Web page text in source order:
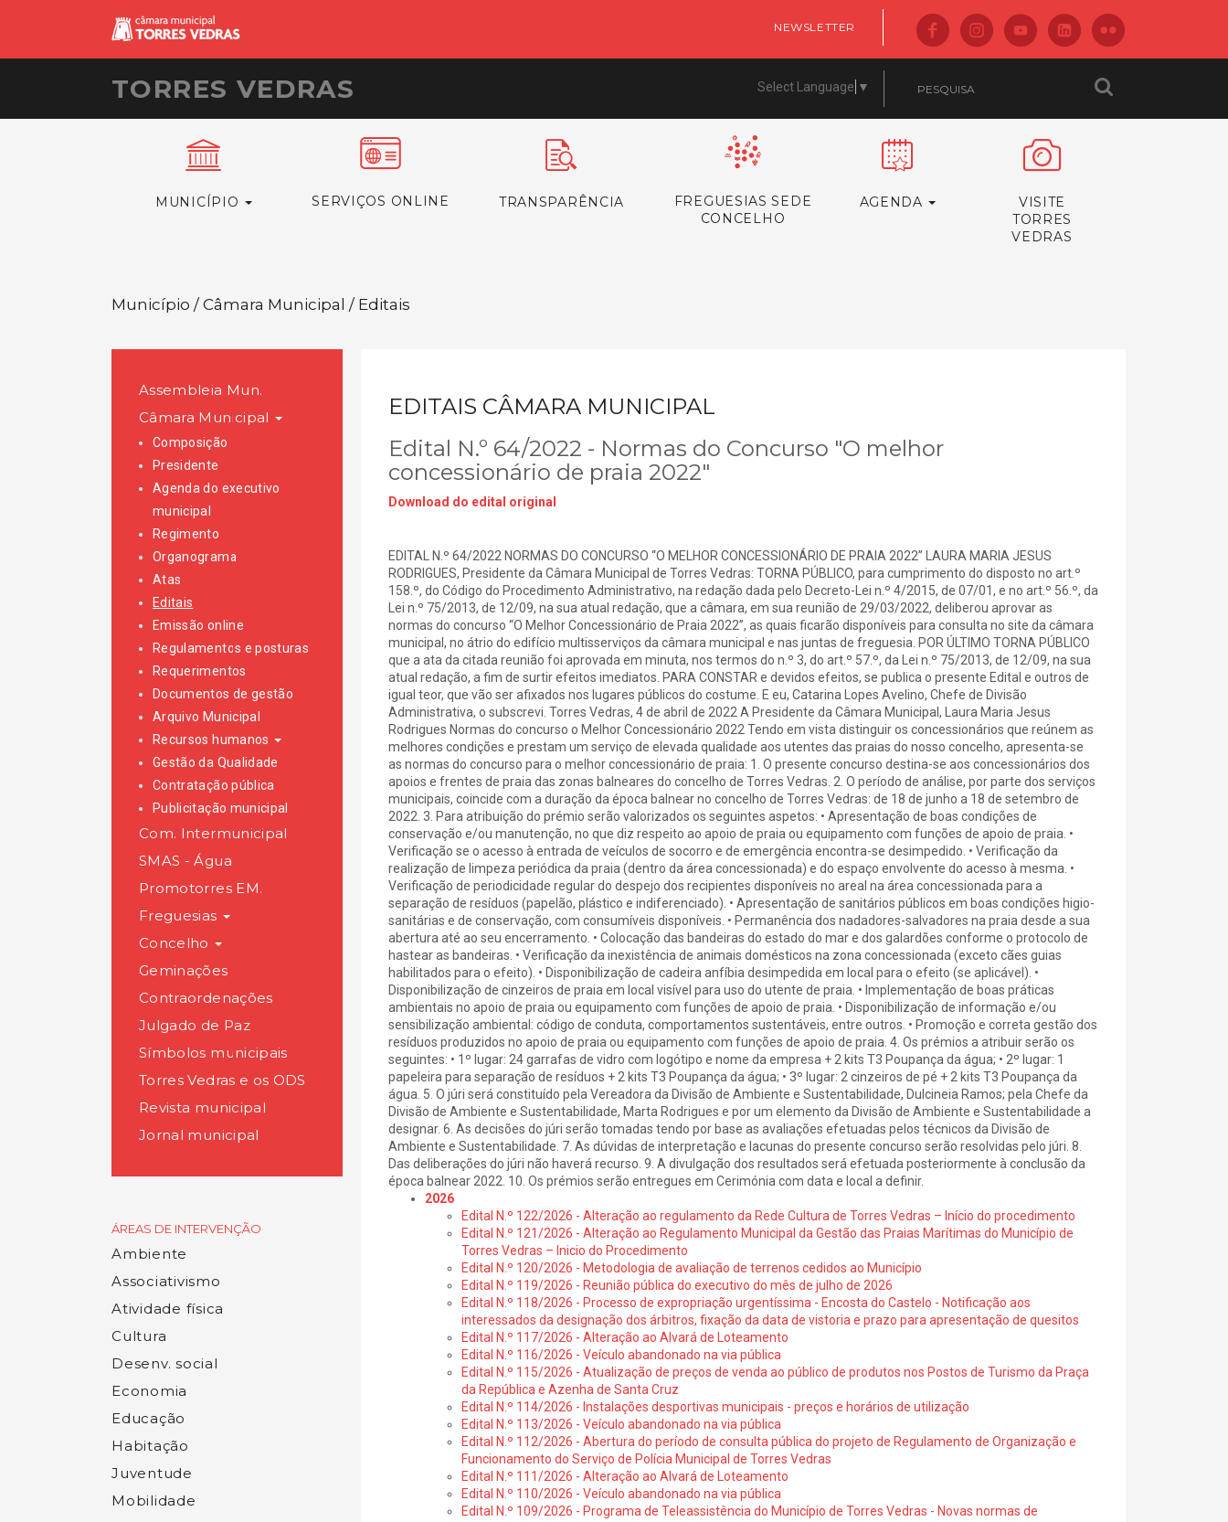
NEWSLETTER
TORRES VEDRAS Select Language ▼
MUNICÍPIO SERVIÇOS ONLINE TRANSPARÊNCIA
FREGUESIAS SEDE
CONCELHO
AGENDA
VISITE
TORRES
VEDRAS
Município / Câmara Municipal / Editais
Assembleia Mun.
Câmara Municipal
Composição
Presidente
Agenda do executivo
municipal
Regimento
Organograma
Atas
Editais
Emissão online
Regulamentos e posturas
Requerimentos
Documentos de gestão
Arquivo Municipal
Recursos humanos
Gestão da Qualidade
Contratação pública
Publicitação municipal
Com. Intermunicipal
SMAS - Água
Promotorres EM.
Freguesias
Concelho
Geminações
Contraordenações
Julgado de Paz
Símbolos municipais
Torres Vedras e os ODS
Revista municipal
Jornal municipal
ÁREAS DE INTERVENÇÃO
Ambiente
Associativismo
Atividade física
Cultura
Desenv. social
Economia
Educação
Habitação
Juventude
Mobilidade
EDITAIS CÂMARA MUNICIPAL
Edital N.º 64/2022 - Normas do Concurso "O melhor
concessionário de praia 2022"
Download do edital original
EDITAL N.º 64/2022 NORMAS DO CONCURSO “O MELHOR CONCESSIONÁRIO DE PRAIA 2022” LAURA MARIA JESUS
RODRIGUES, Presidente da Câmara Municipal de Torres Vedras: TORNA PÚBLICO, para cumprimento do disposto no art.º
158.º, do Código do Procedimento Administrativo, na redação dada pelo Decreto-Lei n.º 4/2015, de 07/01, e no art.º 56.º, da
Lei n.º 75/2013, de 12/09, na sua atual redação, que a câmara, em sua reunião de 29/03/2022, deliberou aprovar as
normas do concurso “O Melhor Concessionário de Praia 2022”, as quais ficarão disponíveis para consulta no site da câmara
municipal, no átrio do edifício multisserviços da câmara municipal e nas juntas de freguesia. POR ÚLTIMO TORNA PÚBLICO
que a ata da citada reunião foi aprovada em minuta, nos termos do n.º 3, do art.º 57.º, da Lei n.º 75/2013, de 12/09, na sua
atual redação, a fim de surtir efeitos imediatos. PARA CONSTAR e devidos efeitos, se publica o presente Edital e outros de
igual teor, que vão ser afixados nos lugares públicos do costume. E eu, Catarina Lopes Avelino, Chefe de Divisão
Administrativa, o subscrevi. Torres Vedras, 4 de abril de 2022 A Presidente da Câmara Municipal, Laura Maria Jesus
Rodrigues Normas do concurso o Melhor Concessionário 2022 Tendo em vista distinguir os concessionários que reúnem as
melhores condições e prestam um serviço de elevada qualidade aos utentes das praias do nosso concelho, apresenta-se
as normas do concurso para o melhor concessionário de praia: 1. O presente concurso destina-se aos concessionários dos
apoios e frentes de praia das zonas balneares do concelho de Torres Vedras. 2. O período de análise, por parte dos serviços
municipais, coincide com a duração da época balnear no concelho de Torres Vedras: de 18 de junho a 18 de setembro de
2022. 3. Para atribuição do prémio serão valorizados os seguintes aspetos: • Apresentação de boas condições de
conservação e/ou manutenção, no que diz respeito ao apoio de praia ou equipamento com funções de apoio de praia. •
Verificação se o acesso à entrada de veículos de socorro e de emergência encontra-se desimpedido. • Verificação da
realização de limpeza periódica da praia (dentro da área concessionada) e do espaço envolvente do acesso à mesma. •
Verificação de periodicidade regular do despejo dos recipientes disponíveis no areal na área concessionada para a
separação de resíduos (papelão, plástico e indiferenciado). • Apresentação de sanitários públicos em boas condições higio-
sanitárias e de conservação, com consumíveis disponíveis. • Permanência dos nadadores-salvadores na praia desde a sua
abertura até ao seu encerramento. • Colocação das bandeiras do estado do mar e dos galardões conforme o protocolo de
hastear as bandeiras. • Verificação da inexistência de animais domésticos na zona concessionada (exceto cães guias
habilitados para o efeito). • Disponibilização de cadeira anfíbia desimpedida em local para o efeito (se aplicável). •
Disponibilização de cinzeiros de praia em local visível para uso do utente de praia. • Implementação de boas práticas
ambientais no apoio de praia ou equipamento com funções de apoio de praia. • Disponibilização de informação e/ou
sensibilização ambiental: código de conduta, comportamentos sustentáveis, entre outros. • Promoção e correta gestão dos
resíduos produzidos no apoio de praia ou equipamento com funções de apoio de praia. 4. Os prémios a atribuir serão os
seguintes: • 1º lugar: 24 garrafas de vidro com logótipo e nome da empresa + 2 kits T3 Poupança da água; • 2º lugar: 1
papeleira para separação de resíduos + 2 kits T3 Poupança da água; • 3º lugar: 2 cinzeiros de pé + 2 kits T3 Poupança da
água. 5. O júri será constituído pela Vereadora da Divisão de Ambiente e Sustentabilidade, Dulcineia Ramos; pela Chefe da
Divisão de Ambiente e Sustentabilidade, Marta Rodrigues e por um elemento da Divisão de Ambiente e Sustentabilidade a
designar. 6. As decisões do júri serão tomadas tendo por base as avaliações efetuadas pelos técnicos da Divisão de
Ambiente e Sustentabilidade. 7. As dúvidas de interpretação e lacunas do presente concurso serão resolvidas pelo júri. 8.
Das deliberações do júri não haverá recurso. 9. A divulgação dos resultados será efetuada posteriormente à conclusão da
época balnear 2022. 10. Os prémios serão entregues em Cerimónia com data e local a definir.
2026
Edital N.º 122/2026 - Alteração ao regulamento da Rede Cultura de Torres Vedras – Início do procedimento
Edital N.º 121/2026 - Alteração ao Regulamento Municipal da Gestão das Praias Marítimas do Município de
Torres Vedras – Inicio do Procedimento
Edital N.º 120/2026 - Metodologia de avaliação de terrenos cedidos ao Município
Edital N.º 119/2026 - Reunião pública do executivo do mês de julho de 2026
Edital N.º 118/2026 - Processo de expropriação urgentíssima - Encosta do Castelo - Notificação aos
interessados da designação dos árbitros, fixação da data de vistoria e prazo para apresentação de quesitos
Edital N.º 117/2026 - Alteração ao Alvará de Loteamento
Edital N.º 116/2026 - Veículo abandonado na via pública
Edital N.º 115/2026 - Atualização de preços de venda ao público de produtos nos Postos de Turismo da Praça
da República e Azenha de Santa Cruz
Edital N.º 114/2026 - Instalações desportivas municipais - preços e horários de utilização
Edital N.º 113/2026 - Veículo abandonado na via pública
Edital N.º 112/2026 - Abertura do período de consulta pública do projeto de Regulamento de Organização e
Funcionamento do Serviço de Polícia Municipal de Torres Vedras
Edital N.º 111/2026 - Alteração ao Alvará de Loteamento
Edital N.º 110/2026 - Veículo abandonado na via pública
Edital N.º 109/2026 - Programa de Teleassistência do Município de Torres Vedras - Novas normas de